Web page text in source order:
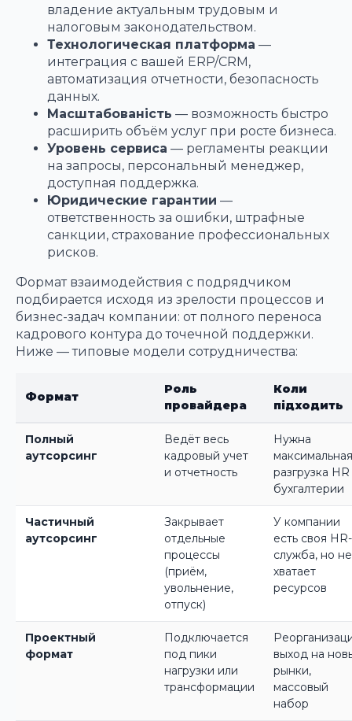
владение актуальным трудовым и
налоговым законодательством.
Технологическая платформа —
интеграция с вашей ERP/CRM,
автоматизация отчетности, безопасность
данных.
Масштабованість — возможность быстро
расширить объём услуг при росте бизнеса.
Уровень сервиса — регламенты реакции
на запросы, персональный менеджер,
доступная поддержка.
Юридические гарантии —
ответственность за ошибки, штрафные
санкции, страхование профессиональных
рисков.
Формат взаимодействия с подрядчиком
подбирается исходя из зрелости процессов и
бизнес-задач компании: от полного переноса
кадрового контура до точечной поддержки.
Ниже — типовые модели сотрудничества:
Формат
Роль
провайдера
Коли
підходить
Полный
аутсорсинг
Ведёт весь
кадровый учет
и отчетность
Нужна
максимальная
разгрузка
бухгалтерии
Частичный
аутсорсинг
Закрывает
отдельные
процессы
(приём,
увольнение,
отпуск)
У компании
есть своя HR-
служба, но не
хватает
ресурсов
Проектный
формат
Подключается
под пики
нагрузки или
трансформации
выход на
рынки,
массовый
набор